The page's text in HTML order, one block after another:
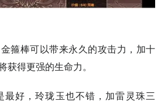
箍棒可以带来永久的攻击力，加十
获得更强的生命力。
最好，玲珑玉也不错，加雷灵珠三